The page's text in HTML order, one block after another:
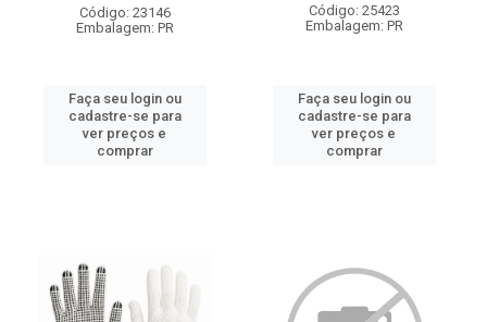
Código: 23146
Embalagem: PR
Faça seu login ou
cadastre-se para
ver preços e
comprar
Código: 25423
Embalagem: PR
Faça seu login ou
cadastre-se para
ver preços e
comprar